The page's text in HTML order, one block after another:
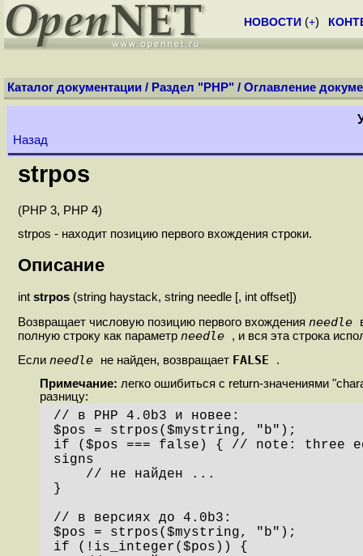
НОВОСТИ (+)
Каталог документации / Раздел "PHP" / Оглавление
Назад
strpos
(PHP 3, PHP 4)
strpos - находит позицию первого вхождения строки.
Описание
int strpos (string haystack, string needle [, int offset])
Возвращает числовую позицию первого вхождения needle
полную строку как параметр needle
, и вся эта строка
Если needle не найден, возвращает FALSE
.
Примечание: легко ошибиться с return-значениями
разницу:
// в PHP 4.0b3 и новее:
$pos = strpos($mystring, "b");
if ($pos === false) { // note: three
signs
}
// в версиях до 4.0b3:
$pos = strpos($mystring, "b");
if (!is_integer($pos)) {